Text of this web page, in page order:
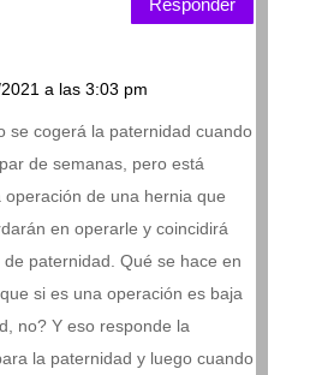
a las 3:03 pm
se cogerá la paternidad cuando
de semanas, pero está
de una hernia que
en operarle y coincidirá
paternidad. Qué se hace en
si es una operación es baja
no? Y eso responde la
la paternidad y luego cuando